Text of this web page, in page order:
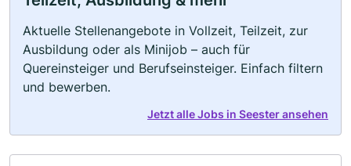
Aktuelle Stellenangebote in Vollzeit, Teilzeit, zur
Ausbildung oder als Minijob – auch für
Quereinsteiger und Berufseinsteiger. Einfach filtern
und bewerben.
Jetzt alle Jobs in Seester ansehen